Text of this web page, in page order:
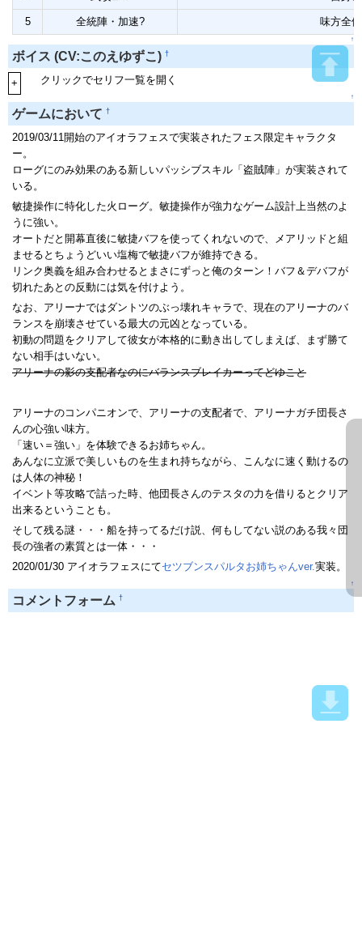
5 全統陣・加速? 味方全
↑
ボイス (CV:このえゆずこ) †
+ クリックでセリフ一覧を開く
↑
ゲームにおいて †
2019/03/11開始のアイオラフェスで実装されたフェス限定キャラクタ
ー。
ローグにのみ効果のある新しいパッシブスキル「盗賊陣」が実装されて
いる。
敏捷操作に特化した火ローグ。敏捷操作が強力なゲーム設計上当然のよ
うに強い。
オートだと開幕直後に敏捷バフを使ってくれないので、メアリッドと組
ませるとちょうどいい塩梅で敏捷バフが維持できる。
リンク奥義を組み合わせるとまさにずっと俺のターン！バフ＆デバフが
切れたあとの反動には気を付けよう。
なお、アリーナではダントツのぶっ壊れキャラで、現在のアリーナのバ
ランスを崩壊させている最大の元凶となっている。
初動の問題をクリアして彼女が本格的に動き出してしまえば、まず勝て
ない相手はいない。
アリーナの影の支配者なのにバランスブレイカーってどゆこと
アリーナのコンパニオンで、アリーナの支配者で、アリーナガチ団長さ
んの心強い味方。
「速い＝強い」を体験できるお姉ちゃん。
あんなに立派で美しいものを生まれ持ちながら、こんなに速く動けるの
は人体の神秘！
イベント等攻略で詰った時、他団長さんのテスタの力を借りるとクリア
出来るということも。
そして残る謎・・・船を持ってるだけ説、何もしてない説のある我々団
長の強者の素質とは一体・・・
2020/01/30 アイオラフェスにてセツブンスパルタお姉ちゃんver.実装。
↑
コメントフォーム †